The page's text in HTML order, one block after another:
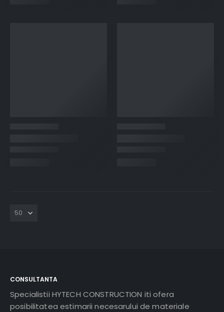
CONSULTANTA
Specialistii HYTECH CONSTRUCTION iti ofera
posibilitatea estimarii necesarului de materiale